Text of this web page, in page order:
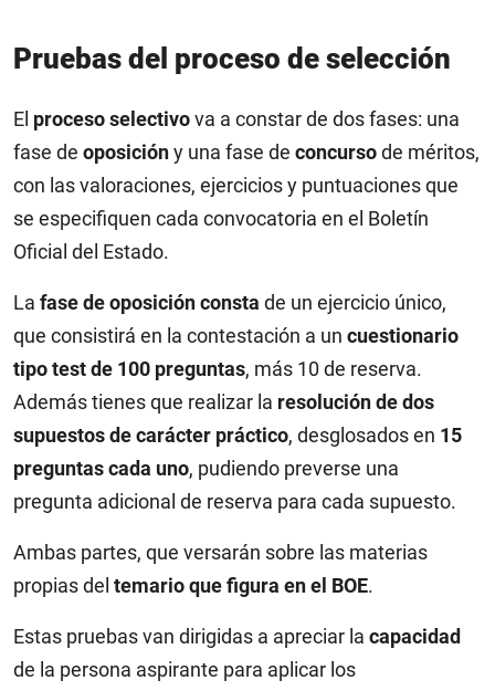
Pruebas del proceso de selección
El proceso selectivova a constar de dos fases: una
fase de oposicióny una fase de concursode méritos,
con las valoraciones, ejercicios y puntuaciones que
se especifiquen cada convocatoria en el Boletín
Oficial del Estado.
La fase de oposición consta de un ejercicio único,
que consistirá en la contestación a un cuestionario
tipo test de 100 preguntas, más 10 de reserva.
Además tienes que realizar la resolución de dos
supuestos de carácter práctico, desglosados en 15
preguntas cada uno, pudiendo preverse una
pregunta adicional de reserva para cada supuesto.
Ambas partes, que versarán sobre las materias
propias del temario que figura en el BOE.
Estas pruebas van dirigidas a apreciar la capacidad
de la persona aspirante para aplicar los